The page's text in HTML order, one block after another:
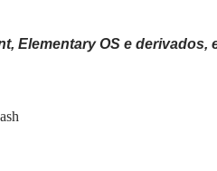
Elementary OS e derivados,